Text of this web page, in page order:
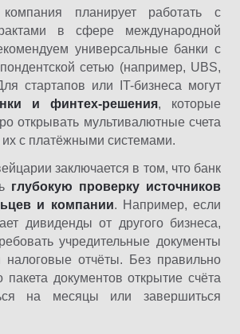
планирует работать с
в сфере международной
универсальные банки с
сетью (например, UBS,
стартапов или IT-бизнеса могут
и финтех-решения, которые
открывать мультивалютные счета
их с платёжными системами.
заключается в том, что банк
глубокую проверку источников
и компании. Например, если
дивиденды от другого бизнеса,
учредительные документы
налоговые отчёты. Без правильно
пакета документов открытие счёта
на месяцы или завершиться